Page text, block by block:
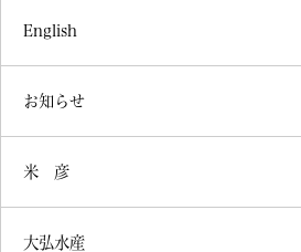
English
お知らせ
米 彦
大弘水産